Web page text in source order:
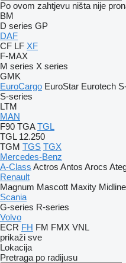
Po ovom zahtjevu ništa nije
BM
D series GP
DAF
CF LF XF
F-MAX
M series X series
GMK
EuroCargo EuroStar Eurotech
S-series
LTM
MAN
F90 TGA TGL
TGL 12.250
TGM TGS TGX
Mercedes-Benz
A-Class Actros Antos Arocs
Renault
Magnum Mascott Maxity
Scania
G-series R-series
Volvo
ECR FH FM FMX VNL
prikaži sve
Lokacija
Pretraga po radijusu